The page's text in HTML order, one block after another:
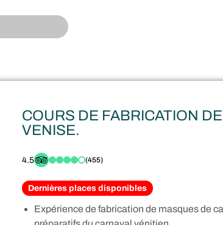
COURS DE FABRICATION
VENISE.
4.5 (455)
Dernières places disponibles
Expérience de fabrication de masques de